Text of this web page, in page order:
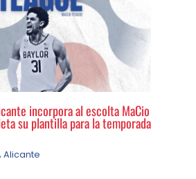
incorpora al escolta MaCio
su plantilla para la temporada
Alicante